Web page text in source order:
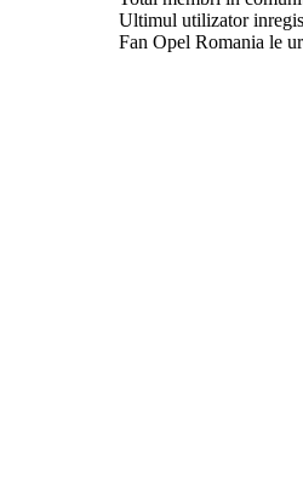
Ultimul utilizator
Fan Opel Romania le